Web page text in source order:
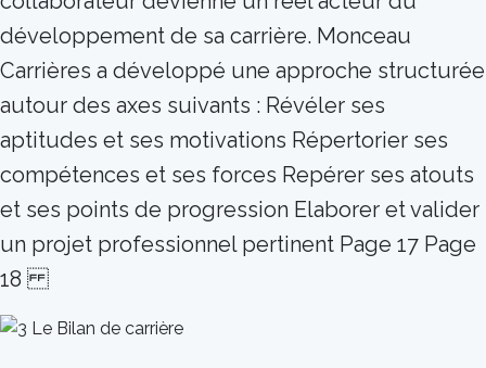
développement de sa carrière. Monceau
Carrières a développé une approche structurée
autour des axes suivants : Révéler ses
aptitudes et ses motivations Répertorier ses
compétences et ses forces Repérer ses atouts
et ses points de progression Elaborer et valider
un projet professionnel pertinent Page 17 Page
18